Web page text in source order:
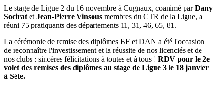
Le stage de Ligue 2 du 16 novembre à Cugnaux, coanimé parDany
Socirat et Jean-Pierre Vinsous membres du CTR de la Ligue, a
réuni 75 pratiquants des départements 11, 31, 46, 65, 81.
La cérémonie de remise des diplômes BF et DAN a été l'occasion
de reconnaître l'investissement et la réussite de nos licenciés et de
nos clubs : sincères félicitations à toutes et à tous ! RDV pour le 2e
volet des remises des diplômes au stage de Ligue 3 le 18 janvier
à Sète.